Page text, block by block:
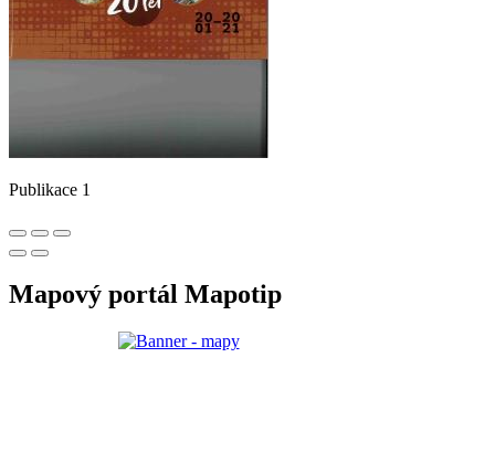
Publikace 1
Mapový portál Mapotip